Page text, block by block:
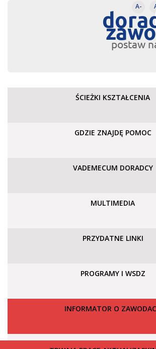
A-
postaw
ŚCIEŻKI KSZTAŁCENIA
GDZIE ZNAJDĘ POMOC
VADEMECUM DORADCY
MULTIMEDIA
PRZYDATNE LINKI
PROGRAMY I WSDZ
INFORMATOR O